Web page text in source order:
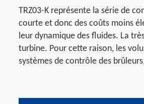
TRZ03-K représente la série de
courte et donc des coûts moins
leur dynamique des fluides. La
turbine. Pour cette raison, les
systèmes de contrôle des